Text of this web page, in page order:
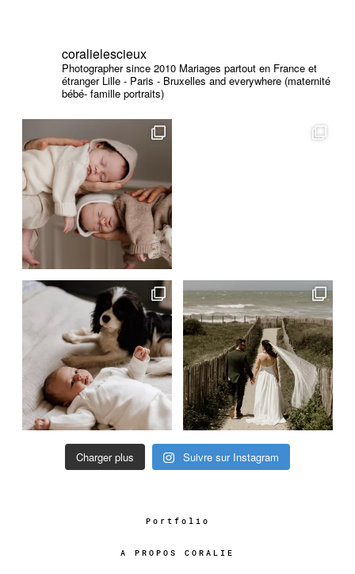
coralielescieux
Photographer since 2010 Mariages partout en France et
étranger Lille - Paris - Bruxelles and everywhere (maternité
bébé- famille portraits)
Charger plus Suivre sur Instagram
Portfolio
A PROPOS CORALIE